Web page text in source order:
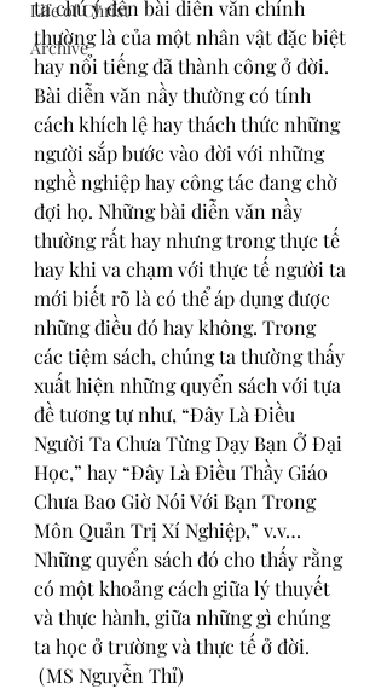
Life of Christ
Archive
ta chú ý đến bài diễn văn chính
thường là của một nhân vật đặc biệt
hay nổi tiếng đã thành công ở đời.
Bài diễn văn nầy thường có tính
cách khích lệ hay thách thức những
người sắp bước vào đời với những
nghề nghiệp hay công tác đang chờ
đợi họ. Những bài diễn văn nầy
thường rất hay nhưng trong thực tế
hay khi va chạm với thực tế người ta
mới biết rõ là có thể áp dụng được
những điều đó hay không. Trong
các tiệm sách, chúng ta thường thấy
xuất hiện những quyển sách với tựa
đề tương tự như, “Ðây Là Ðiều
Người Ta Chưa Từng Dạy Bạn Ở Ðại
Học,” hay “Ðây Là Ðiều Thầy Giáo
Chưa Bao Giờ Nói Với Bạn Trong
Môn Quản Trị Xí Nghiệp,” v.v…
Những quyển sách đó cho thấy rằng
có một khoảng cách giữa lý thuyết
và thực hành, giữa những gì chúng
ta học ở trường và thực tế ở đời.
(MS Nguyễn Thỉ)